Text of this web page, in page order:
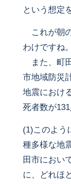
という想定
これが朝
わけですね。
また、町
市地域防災
地震におけ
死者数が
(1)このよう
種多様な地
田市におい
に、どれほ